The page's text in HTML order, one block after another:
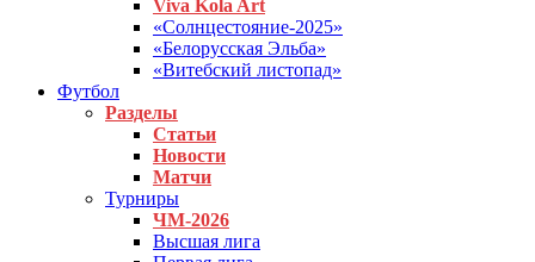
Viva Kola Art
«Солнцестояние-2025»
«Белорусская Эльба»
«Витебский листопад»
Футбол
Разделы
Статьи
Новости
Матчи
Турниры
ЧМ-2026
Высшая лига